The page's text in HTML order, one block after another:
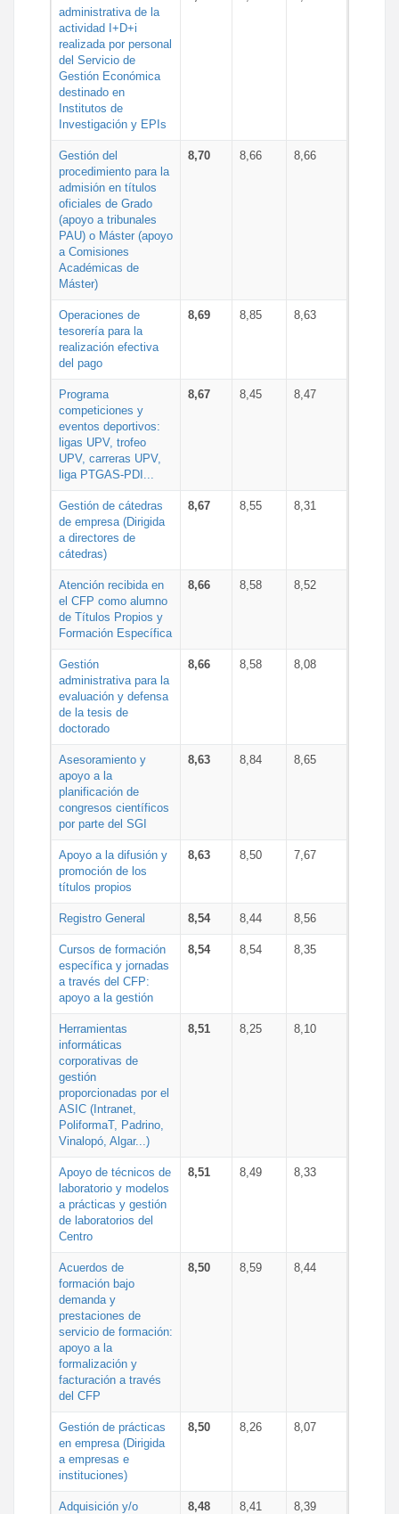
administrativa de la
actividad I+D+i
realizada por personal
del Servicio de
Gestión Económica
destinado en
Institutos de
Investigación y EPIs
Gestión del
procedimiento para la
admisión en títulos
oficiales de Grado
(apoyo a tribunales
PAU) o Máster (apoyo
a Comisiones
Académicas de
Máster)
8,70 8,66 8,66
Operaciones de
tesorería para la
realización efectiva
del pago
8,69 8,85 8,63
Programa
competiciones y
eventos deportivos:
ligas UPV, trofeo
UPV, carreras UPV,
liga PTGAS-PDI...
8,67 8,45 8,47
Gestión de cátedras
de empresa (Dirigida
a directores de
cátedras)
8,67 8,55 8,31
Atención recibida en
el CFP como alumno
de Títulos Propios y
Formación Específica
8,66 8,58 8,52
Gestión
administrativa para la
evaluación y defensa
de la tesis de
doctorado
8,66 8,58 8,08
Asesoramiento y
apoyo a la
planificación de
congresos científicos
por parte del SGI
8,63 8,84 8,65
Apoyo a la difusión y
promoción de los
títulos propios
8,63 8,50 7,67
Registro General 8,54 8,44 8,56
Cursos de formación
específica y jornadas
a través del CFP:
apoyo a la gestión
8,54 8,54 8,35
Herramientas
informáticas
corporativas de
gestión
proporcionadas por el
ASIC (Intranet,
PoliformaT, Padrino,
Vinalopó, Algar...)
8,51 8,25 8,10
Apoyo de técnicos de
laboratorio y modelos
a prácticas y gestión
de laboratorios del
Centro
8,51 8,49 8,33
Acuerdos de
formación bajo
demanda y
prestaciones de
servicio de formación:
apoyo a la
formalización y
facturación a través
del CFP
8,50 8,59 8,44
Gestión de prácticas
en empresa (Dirigida
a empresas e
instituciones)
8,50 8,26 8,07
Adquisición y/o
8,48 8,41 8,39